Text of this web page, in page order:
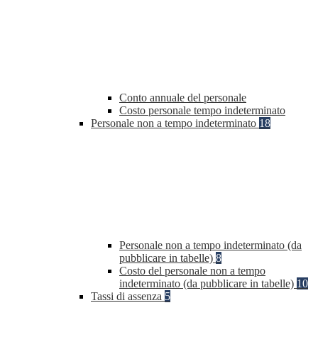
Conto annuale del personale
Costo personale tempo indeterminato
Personale non a tempo indeterminato 18
Personale non a tempo indeterminato (da
pubblicare in tabelle) 8
Costo del personale non a tempo
indeterminato (da pubblicare in tabelle) 10
Tassi di assenza 5